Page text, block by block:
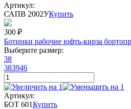
Артикул:
САПВ 2002УКупить
300 ₽
Ботинки рабочие юфть-кирза
Выберите размер:
38
383946
Артикул:
БОТ 601Купить